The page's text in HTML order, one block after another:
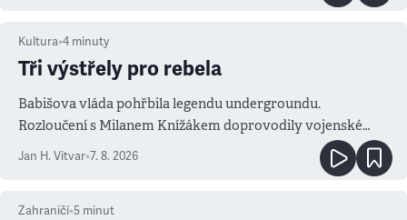
Kultura•4 minuty
Tři výstřely pro rebela
Babišova vláda pohřbila legendu undergroundu.
Rozloučení s Milanem Knížákem doprovodily vojenské
salvy i kritika pokrokářů
Jan H. Vitvar•7. 8. 2026
Zahraničí•5 minut